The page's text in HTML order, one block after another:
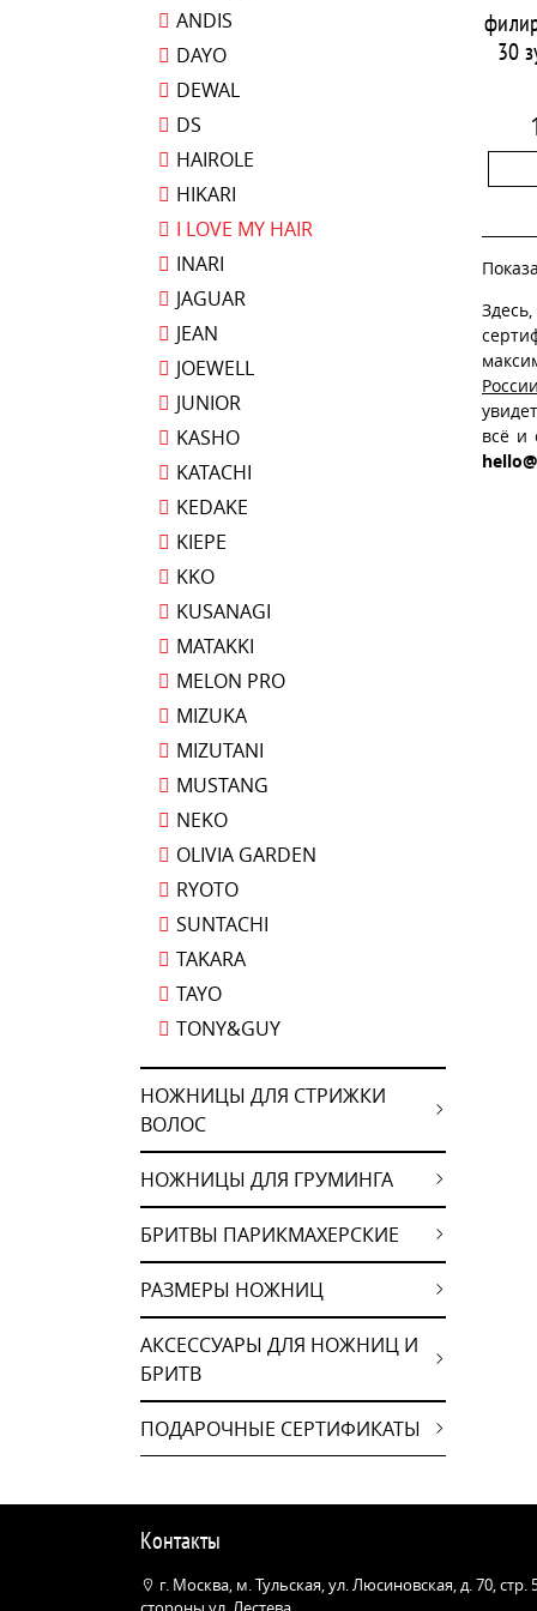
ANDIS
DAYO
DEWAL
DS
HAIROLE
HIKARI
I LOVE MY HAIR
INARI
JAGUAR
JEAN
JOEWELL
JUNIOR
KASHO
KATACHI
KEDAKE
KIEPE
KKO
KUSANAGI
MATAKKI
MELON PRO
MIZUKA
MIZUTANI
MUSTANG
NEKO
OLIVIA GARDEN
RYOTO
SUNTACHI
TAKARA
TAYO
TONY&GUY
НОЖНИЦЫ ДЛЯ СТРИЖКИ
ВОЛОС
НОЖНИЦЫ ДЛЯ ГРУМИНГА
БРИТВЫ ПАРИКМАХЕРСКИЕ
РАЗМЕРЫ НОЖНИЦ
АКСЕССУАРЫ ДЛЯ НОЖНИЦ И
БРИТВ
ПОДАРОЧНЫЕ СЕРТИФИКАТЫ
30
России
всё и
Контакты
г. Москва, м. Тульская, ул. Люсиновская, д. 70,